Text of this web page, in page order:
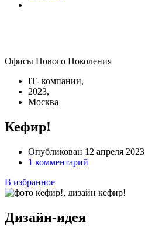
Офисы Нового Поколения
IT- компании,
2023,
Москва
Кефир!
Опубликован 12 апреля 2023
1 комментарий
В избранное
Дизайн-идея